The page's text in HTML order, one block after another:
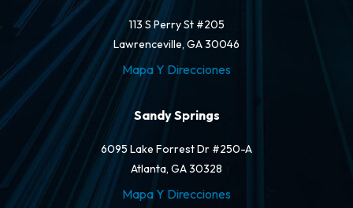
113 S Perry St #205
Lawrenceville, GA 30046
Mapa Y Direcciones
Sandy Springs
6095 Lake Forrest Dr #250-A
Atlanta, GA 30328
Mapa Y Direcciones